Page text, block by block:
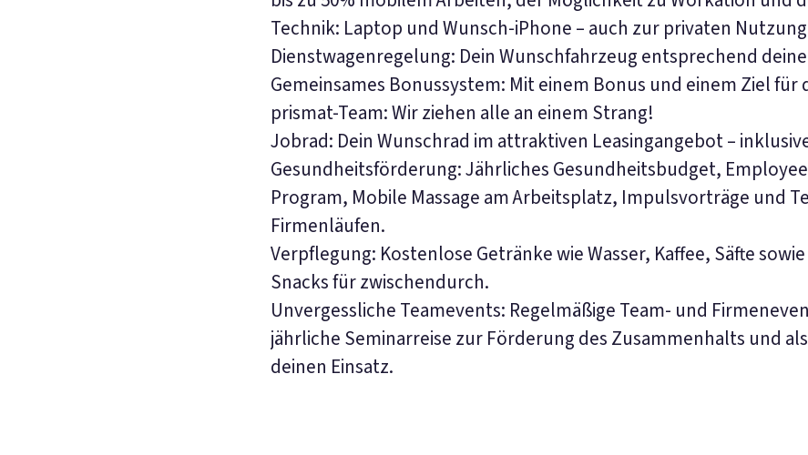
Technik: Laptop und Wunsch-iPhone – auch zur privaten
Dienstwagenregelung: Dein Wunschfahrzeug entsprechend
Gemeinsames Bonussystem: Mit einem Bonus und einem Ziel für
prismat-Team: Wir ziehen alle an einem Strang!
Jobrad: Dein Wunschrad im attraktiven Leasingangebot –
Gesundheitsförderung: Jährliches Gesundheitsbudget,
Program, Mobile Massage am Arbeitsplatz, Impulsvorträge und
Firmenläufen.
Verpflegung: Kostenlose Getränke wie Wasser, Kaffee, Säfte
Snacks für zwischendurch.
Unvergessliche Teamevents: Regelmäßige Team- und
jährliche Seminarreise zur Förderung des Zusammenhalts und
deinen Einsatz.